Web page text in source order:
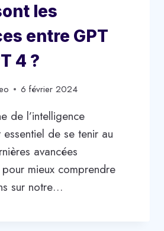
les
entre GPT
4 ?
6 février 2024
de l’intelligence
de se tenir au
avancées
mieux comprendre
sur notre…